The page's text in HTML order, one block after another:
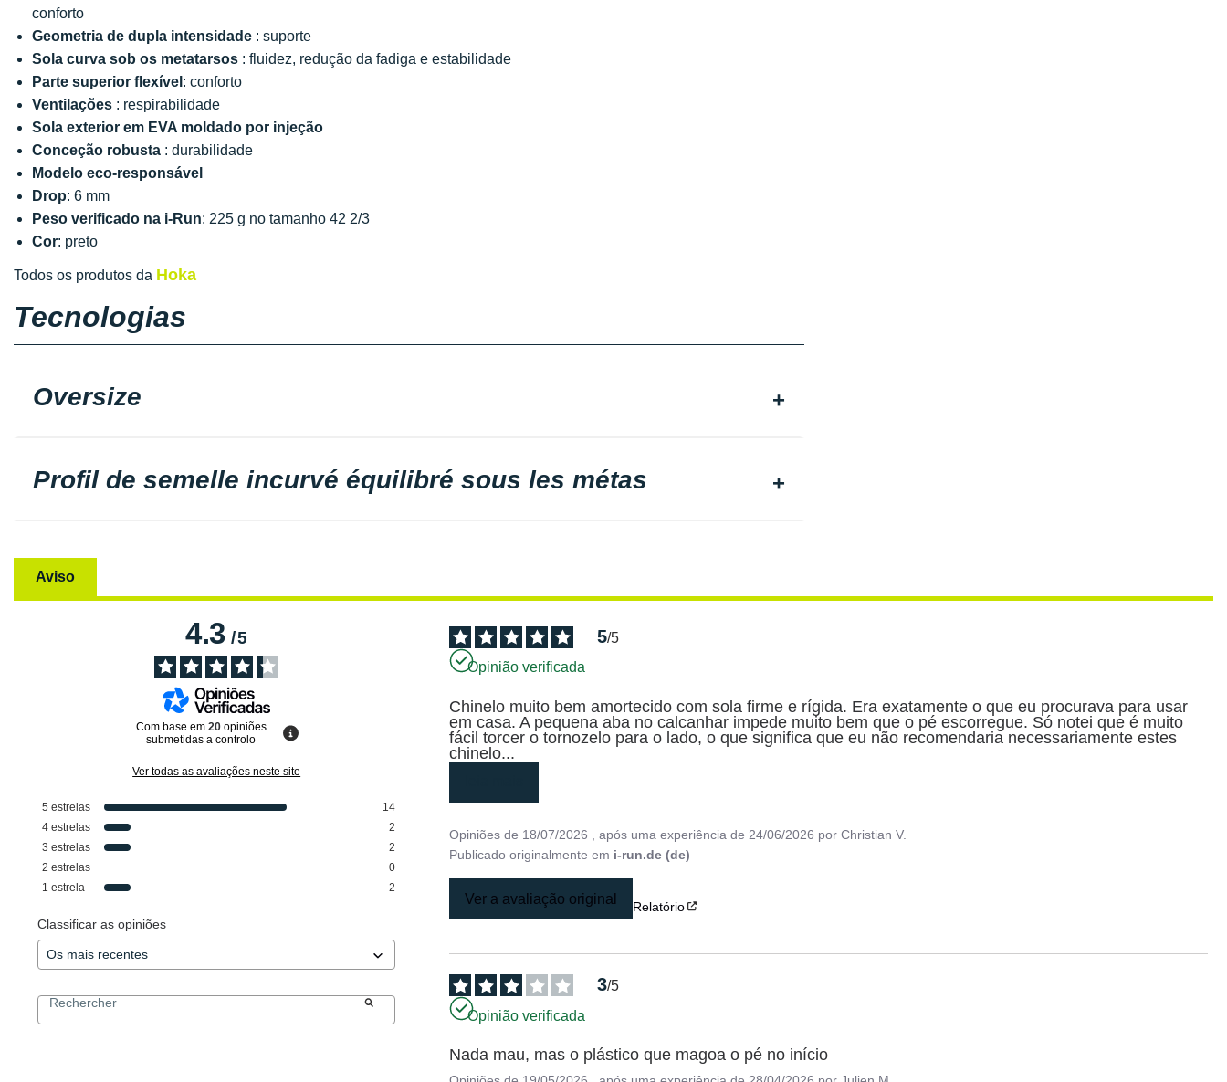
conforto
Geometria de dupla intensidade : suporte
Sola curva sob os metatarsos : fluidez, redução da fadiga e estabilidade
Parte superior flexível : conforto
Ventilações : respirabilidade
Sola exterior em EVA moldado por injeção
Conceção robusta : durabilidade
Modelo eco-responsável
Drop: 6 mm
Peso verificado na i-Run: 225 g no tamanho 42 2/3
Cor: preto
Todos os produtos da Hoka
Tecnologias
Oversize
Profil de semelle incurvé équilibré sous les métas
Aviso
4.3/5
Com base em 20 opiniões
submetidas a controlo
Ver todas as avaliações neste site
5 estrelas
14
4 estrelas
2
3 estrelas
2
2 estrelas
0
1 estrela 2
Classificar as opiniões
5/5
Opinião verificada
Chinelo muito bem amortecido com sola firme e rígida. Era exatamente o que eu procurava para usar
em casa. A pequena aba no calcanhar impede muito bem que o pé escorregue. Só notei que é muito
fácil torcer o tornozelo para o lado, o que significa que eu não recomendaria necessariamente estes
chinelo...
Opiniões de 18/07/2026 , após uma experiência de 24/06/2026 porChristian V.
Publicado originalmente em i-run.de (de)
Ver a avaliação original Relatório
3/5
Opinião verificada
Nada mau, mas o plástico que magoa o pé no início